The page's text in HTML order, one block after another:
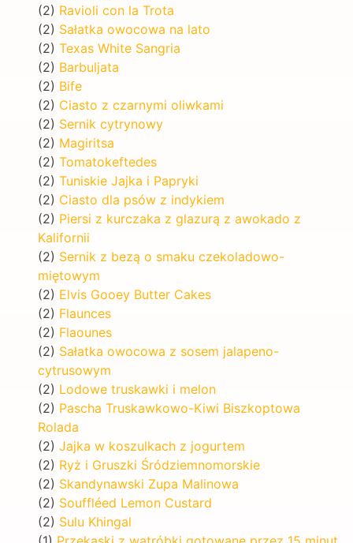
(2) Ravioli con la Trota
(2) Sałatka owocowa na lato
(2) Texas White Sangria
(2) Barbuljata
(2) Bife
(2) Ciasto z czarnymi oliwkami
(2) Sernik cytrynowy
(2) Magiritsa
(2) Tomatokeftedes
(2) Tuniskie Jajka i Papryki
(2) Ciasto dla psów z indykiem
(2) Piersi z kurczaka z glazurą z awokado z
Kalifornii
(2) Sernik z bezą o smaku czekoladowo-
miętowym
(2) Elvis Gooey Butter Cakes
(2) Flaunces
(2) Flaounes
(2) Sałatka owocowa z sosem jalapeno-
cytrusowym
(2) Lodowe truskawki i melon
(2) Pascha Truskawkowo-Kiwi Biszkoptowa
Rolada
(2) Jajka w koszulkach z jogurtem
(2) Ryż i Gruszki Śródziemnomorskie
(2) Skandynawski Zupa Malinowa
(2) Souffléed Lemon Custard
(2) Sulu Khingal